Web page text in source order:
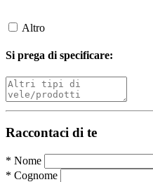
Altro
Si prega di specificare:
Raccontaci di te
* Nome
* Cognome